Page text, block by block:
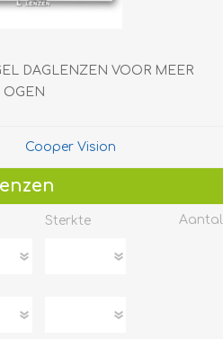
DAGLENZEN VOOR MEER
Cooper Vision
Sterkte Aantal